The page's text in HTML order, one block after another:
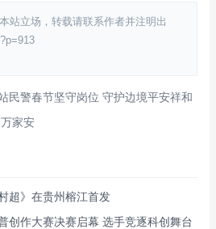
站立场，转载请联系作者并注明出
民警春节坚守岗位 守护边境平安祥和
家安
超》在贵州榕江首发
创作大赛决赛启幕 选手竞逐科创舞台